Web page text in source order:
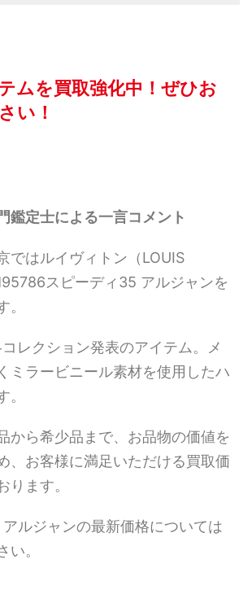
ムを買取強化中！ぜひお
い！
鑑定士による一言コメント
ではルイヴィトン（LOUIS
スピーディ35 アルジャンを
。
レクション発表のアイテム。メ
ミラービニール素材を使用したハ
。
から希少品まで、お品物の価値を
、お客様に満足いただける買取価
ります。
ルジャンの最新価格については
い。